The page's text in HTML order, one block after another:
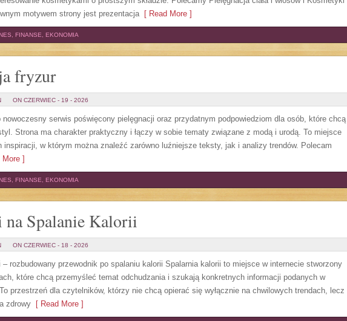
motywem strony jest prezentacja[ Read More ]
FINANSE, EKONOMIA
fryzur
ON CZERWIEC - 19 - 2026
nowoczesny serwis poświęcony pielęgnacji oraz przydatnym podpowiedziom dla osób, które chcą
Strona ma charakter praktyczny i łączy w sobie tematy związane z modą i urodą. To miejsce
inspiracji, w którym można znaleźć zarówno luźniejsze teksty, jak i analizy trendów. Polecam
]
FINANSE, EKONOMIA
na Spalanie Kalorii
ON CZERWIEC - 18 - 2026
– rozbudowany przewodnik po spalaniu kalorii Spalarnia kalorii to miejsce w internecie stworzony
które chcą przemyśleć temat odchudzania i szukają konkretnych informacji podanych w
przestrzeń dla czytelników, którzy nie chcą opierać się wyłącznie na chwilowych trendach, lecz
zdrowy [ Read More ]